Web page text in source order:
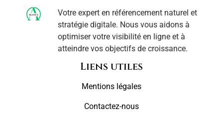
Liens utiles
Mentions légales
Contactez-nous
Votre expert en référencement naturel et
stratégie digitale. Nous vous aidons à
optimiser votre visibilité en ligne et à
atteindre vos objectifs de croissance.